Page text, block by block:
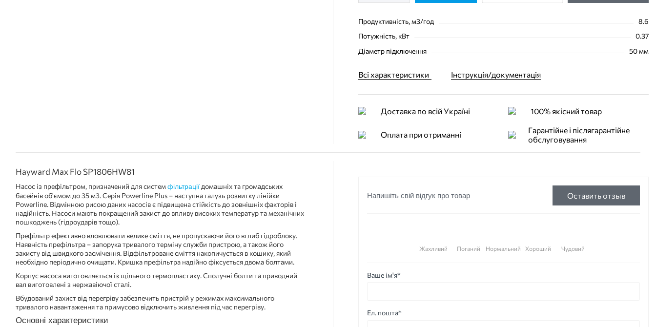
Продуктивність, м3/год
8.6
Потужність, кВт
0.37
Діаметр підключення
50 мм
Всі характеристики Інструкція/документація
Доставка по всій Україні 100% якісний товар
Оплата при отриманні
Гарантійне і післягарантійне
обслуговування
Hayward Max Flo SP1806HW81
Насос із префільтром, призначений для систем фільтрації домашніх та громадських
басейнів об'ємом до 35 м3. Серія Powerline Plus – наступна галузь розвитку лінійки
Powerline. Відмінною рисою даних насосів є підвищена стійкість до зовнішніх факторів і
надійність. Насоси мають покращений захист до впливу високих температур та механічних
пошкоджень (гідроударів тощо).
Префільтр ефективно вловлювати велике сміття, не пропускаючи його вглиб гідроблоку.
Наявність префільтра – запорука тривалого терміну служби пристрою, а також його
захисту від швидкого засмічення. Відфільтроване сміття накопичується в кошику, який
необхідно періодично очищати. Кришка префільтра надійно фіксується двома болтами.
Корпус насоса виготовляється із щільного термопластику. Сполучні болти та приводний
вал виготовлені з нержавіючої сталі.
Вбудований захист від перегріву забезпечить пристрій у режимах максимального
тривалого навантаження та примусово відключить живлення під час перегріву.
Основні характеристики
Напишіть свій відгук про товар Оставить отзыв
Чудовий
Хороший
Нормальний
Поганий
Жахливий
Ваше ім'я*
Ел. пошта*